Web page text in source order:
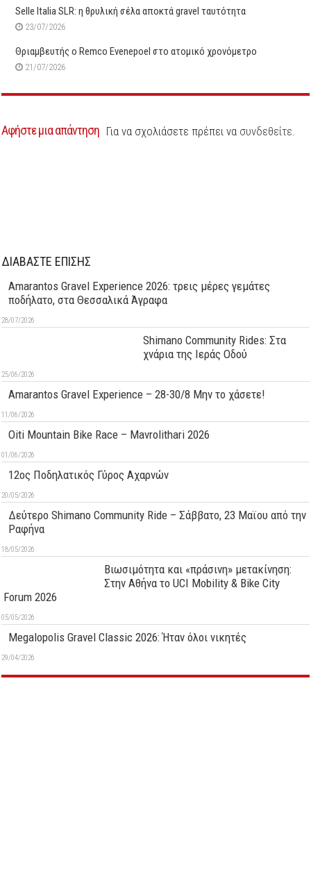
Selle Italia SLR: η θρυλική σέλα αποκτά gravel ταυτότητα
23/07/2026
Θριαμβευτής ο Remco Evenepoel στο ατομικό χρονόμετρο
21/07/2026
Αφήστε μια απάντηση Για να σχολιάσετε πρέπει να συνδεθείτε.
ΔΙΑΒΑΣΤΕ ΕΠΙΣΗΣ
Amarantos Gravel Experience 2026: τρεις μέρες γεμάτες
ποδήλατο, στα Θεσσαλικά Άγραφα
28/07/2026
Shimano Community Rides: Στα
χνάρια της Ιεράς Οδού
25/06/2026
Amarantos Gravel Experience – 28-30/8 Μην το χάσετε!
11/06/2026
Oiti Mountain Bike Race – Mavrolithari 2026
01/06/2026
12ος Ποδηλατικός Γύρος Αχαρνών
20/05/2026
Δεύτερo Shimano Community Ride – Σάββατο, 23 Μαϊου από την
Ραφήνα
18/05/2026
Βιωσιμότητα και «πράσινη» μετακίνηση:
Στην Αθήνα το UCI Mobility & Bike City
Forum 2026
05/05/2026
Megalopolis Gravel Classic 2026: Ήταν όλοι νικητές
29/04/2026